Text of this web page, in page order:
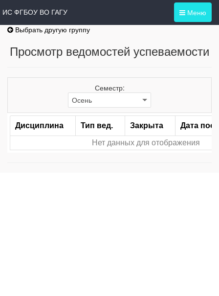
Меню
ИС ФГБОУ ВО ГАГУ
Выбрать другую группу
Просмотр ведомостей успеваемости
Семестр:
Дисциплина Тип вед. Закрыта Дата
Нет данных для отображения